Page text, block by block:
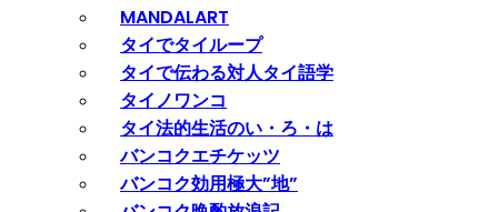
MANDALART
タイでタイループ
タイで伝わる対人タイ語学
タイノワンコ
タイ法的生活のい・ろ・は
バンコクエチケッツ
バンコク効用極大”地”